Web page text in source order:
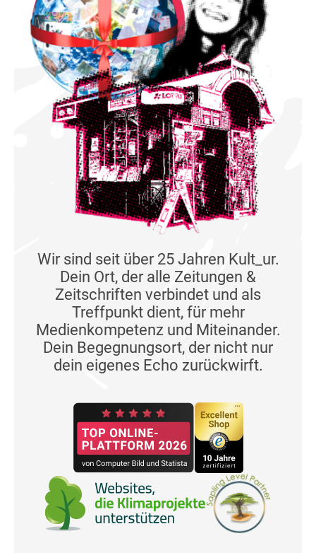
Wir sind seit über 25 Jahren Kult_ur.
Dein Ort, der alle Zeitungen &
Zeitschriften verbindet und als
Treffpunkt dient, für mehr
Medienkompetenz und Miteinander.
Dein Begegnungsort, der nicht nur
dein eigenes Echo zurückwirft.